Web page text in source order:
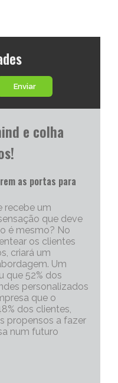
Enviar
e colha
as portas para
recebe um
que deve
é mesmo? No
os clientes
criará um
Um
que 52% dos
personalizados
que o
dos clientes,
propensos a fazer
num futuro